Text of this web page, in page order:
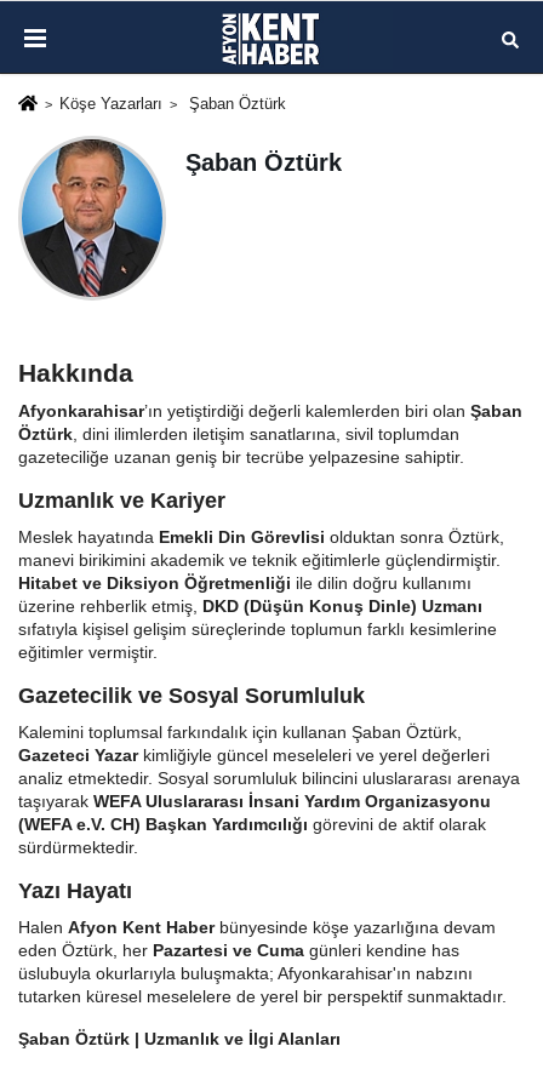
Köşe Yazarları Şaban Öztürk
Şaban Öztürk
Hakkında
Afyonkarahisar’ın yetiştirdiği değerli kalemlerden biri olan Şaban
Öztürk , dini ilimlerden iletişim sanatlarına, sivil toplumdan
gazeteciliğe uzanan geniş bir tecrübe yelpazesine sahiptir.
Uzmanlık ve Kariyer
Meslek hayatında Emekli Din Görevlisi olduktan sonra Öztürk,
manevi birikimini akademik ve teknik eğitimlerle güçlendirmiştir.
Hitabet ve Diksiyon Öğretmenliği ile dilin doğru kullanımı
üzerine rehberlik etmiş, DKD (Düşün Konuş Dinle) Uzmanı
sıfatıyla kişisel gelişim süreçlerinde toplumun farklı kesimlerine
eğitimler vermiştir.
Gazetecilik ve Sosyal Sorumluluk
Kalemini toplumsal farkındalık için kullanan Şaban Öztürk,
Gazeteci Yazarkimliğiyle güncel meseleleri ve yerel değerleri
analiz etmektedir. Sosyal sorumluluk bilincini uluslararası arenaya
taşıyarak WEFA Uluslararası İnsani Yardım Organizasyonu
(WEFA e.V. CH) Başkan Yardımcılığı görevini de aktif olarak
sürdürmektedir.
Yazı Hayatı
Halen Afyon Kent Haberbünyesinde köşe yazarlığına devam
eden Öztürk, her Pazartesi ve Cuma günleri kendine has
üslubuyla okurlarıyla buluşmakta; Afyonkarahisar'ın nabzını
tutarken küresel meselelere de yerel bir perspektif sunmaktadır.
Şaban Öztürk | Uzmanlık ve İlgi Alanları